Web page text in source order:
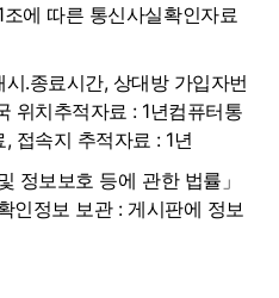
에 따른 통신사실확인자료
․종료시간, 상대방 가입자번
위치추적자료 : 1년컴퓨터통
접속지 추적자료 : 1년
정보보호 등에 관한 법률」
인정보 보관 : 게시판에 정보